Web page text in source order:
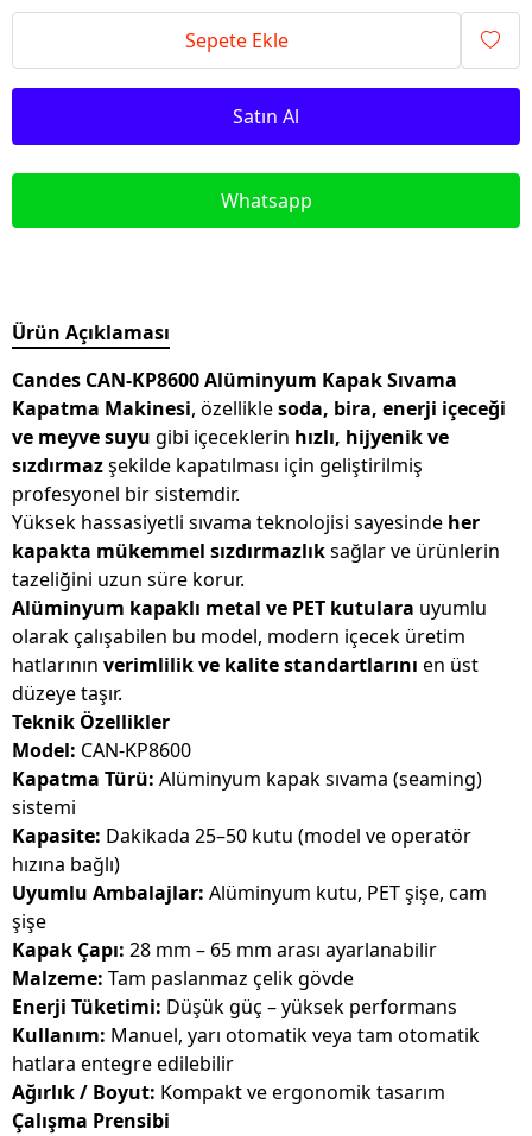
Sepete Ekle
Satın Al
Whatsapp
Ürün Açıklaması
Candes CAN-KP8600 Alüminyum Kapak Sıvama
Kapatma Makinesi, özelliklesoda, bira, enerji içeceği
ve meyve suyu gibi içeceklerin hızlı, hijyenik ve
sızdırmazşekilde kapatılması için geliştirilmiş
profesyonel bir sistemdir.
Yüksek hassasiyetli sıvama teknolojisi sayesinde her
kapakta mükemmel sızdırmazlıksağlar ve ürünlerin
tazeliğini uzun süre korur.
Alüminyum kapaklı metal ve PET kutulara uyumlu
olarak çalışabilen bu model, modern içecek üretim
hatlarının verimlilik ve kalite standartlarını en üst
düzeye taşır.
Teknik Özellikler
Model: CAN-KP8600
Kapatma Türü: Alüminyum kapak sıvama (seaming)
sistemi
Kapasite: Dakikada 25–50 kutu (model ve operatör
hızına bağlı)
Uyumlu Ambalajlar: Alüminyum kutu, PET şişe, cam
şişe
Kapak Çapı: 28 mm – 65 mm arası ayarlanabilir
Malzeme: Tam paslanmaz çelik gövde
Enerji Tüketimi: Düşük güç – yüksek performans
Kullanım: Manuel, yarı otomatik veya tam otomatik
hatlara entegre edilebilir
Ağırlık / Boyut: Kompakt ve ergonomik tasarım
Çalışma Prensibi